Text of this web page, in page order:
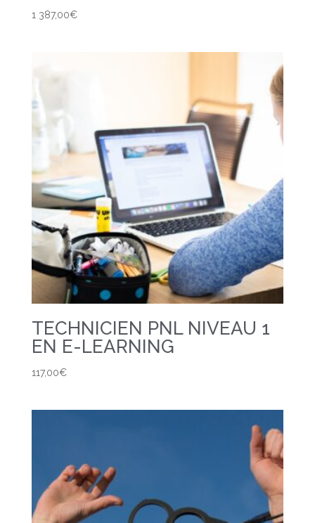
1 387,00€
TECHNICIEN PNL NIVEAU 1
EN E-LEARNING
117,00€